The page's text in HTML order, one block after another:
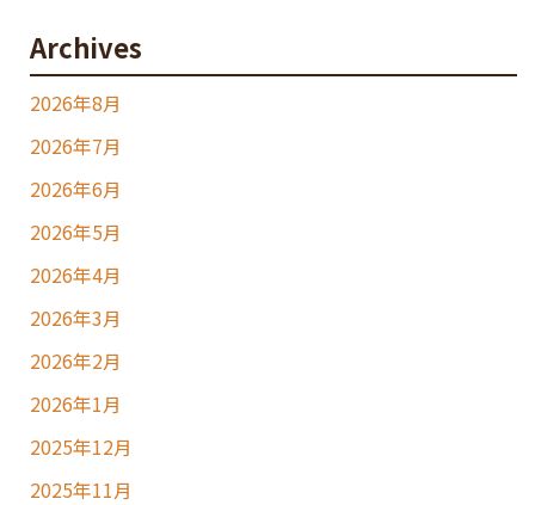
Archives
2026年8月
2026年7月
2026年6月
2026年5月
2026年4月
2026年3月
2026年2月
2026年1月
2025年12月
2025年11月